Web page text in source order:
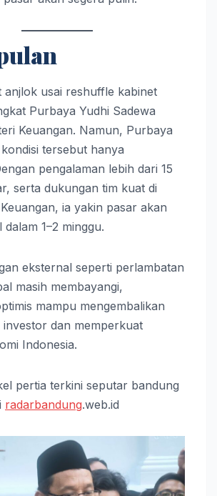
anjlok usai reshuffle kabinet
Purbaya Yudhi Sadewa
Keuangan. Namun, Purbaya
tersebut hanya
pengalaman lebih dari 15
serta dukungan tim kuat di
ia yakin pasar akan
dalam 1–2 minggu.
eksternal seperti perlambatan
masih membayangi,
mampu mengembalikan
dan memperkuat
Indonesia.
pertia terkini seputar bandung
radarbandung.web.id